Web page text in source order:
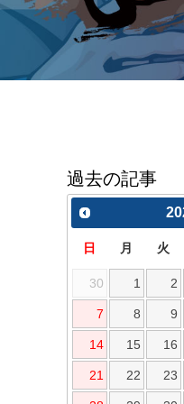
過去の記事
日 月 火
30 1 2
7 8 9
14 15 16
21 22 23